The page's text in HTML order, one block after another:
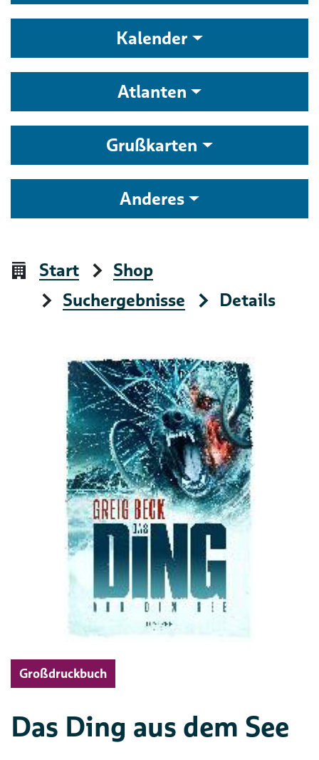
Kalender
Atlanten
Grußkarten
Anderes
Start
Shop
Suchergebnisse
Details
Großdruckbuch
Das Ding aus dem See